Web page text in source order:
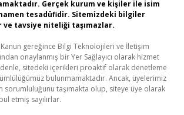
Gerçek kurum ve kişiler ile isim
tesadüfidir. Sitemizdeki bilgiler
tavsiye niteliği taşımazlar.
Kanun gereğince Bilgi Teknolojileri ve İletişim
onaylanmış bir Yer Sağlayıcı olarak hizmet
sitedeki içerikleri proaktif olarak denetleme
bulunmamaktadır. Ancak, üyelerimiz
sorumluluğunu taşımakta olup, siteye üye olarak
etmiş sayılırlar.